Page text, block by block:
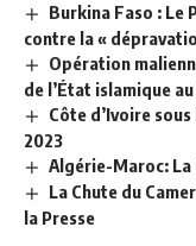
Burkina Faso : Le
contre la «
Opération
de l’État islamique
Côte d’Ivoire
2023
Algérie-Maroc: La
La Chute du
la Presse